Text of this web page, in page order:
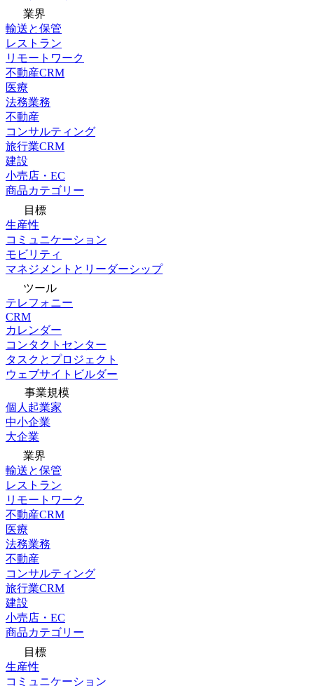
業界
輸送と保管
レストラン
リモートワーク
不動産CRM
医療
法務業務
不動産
コンサルティング
旅行業CRM
建設
小売店・EC
商品カテゴリー
目標
生産性
コミュニケーション
モビリティ
マネジメントとリーダーシップ
ツール
テレフォニー
CRM
カレンダー
コンタクトセンター
タスクとプロジェクト
ウェブサイトビルダー
事業規模
個人起業家
中小企業
大企業
業界
輸送と保管
レストラン
リモートワーク
不動産CRM
医療
法務業務
不動産
コンサルティング
旅行業CRM
建設
小売店・EC
商品カテゴリー
目標
生産性
コミュニケーション